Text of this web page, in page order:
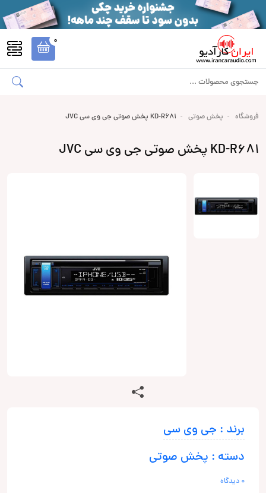
0
فروشگاه پخش صوتی KD-R681 پخش صوتی جی وی سی JVC
KD-R681 پخش صوتی جی وی سی JVC
برند : جی وی سی
دسته : پخش صوتی
0 دیدگاه